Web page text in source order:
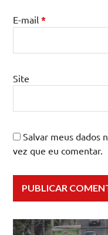
E-mail*
Site
Salvar meus dados
vez que eu comentar.